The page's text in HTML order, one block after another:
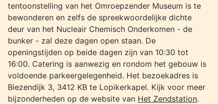
tentoonstelling van het Omroepzender Museum is te
bewonderen en zelfs de spreekwoordelijke dichte
deur van het Nucleair Chemisch Onderkomen - de
bunker - zal deze dagen open staan. De
openingstijden op beide dagen zijn van 10:30 tot
16:00. Catering is aanwezig en rondom het gebouw is
voldoende parkeergelegenheid. Het bezoekadres is
Biezendijk 3, 3412 KB te Lopikerkapel. Kijk voor meer
bijzonderheden op de website van Het Zendstation.